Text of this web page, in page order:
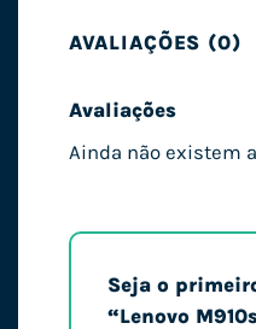
AVALIAÇÕES (0)
Avaliações
Ainda não existem
Seja o
“Lenovo